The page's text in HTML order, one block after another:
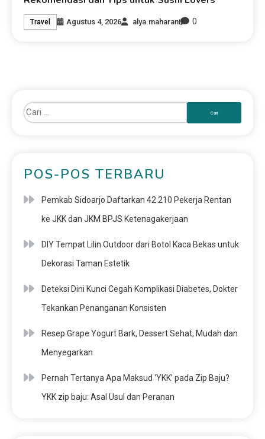
Travel Agustus 4, 2026 alya.maharani 0
POS-POS TERBARU
Pemkab Sidoarjo Daftarkan 42.210 Pekerja Rentan
ke JKK dan JKM BPJS Ketenagakerjaan
DIY Tempat Lilin Outdoor dari Botol Kaca Bekas untuk
Dekorasi Taman Estetik
Deteksi Dini Kunci Cegah Komplikasi Diabetes, Dokter
Tekankan Penanganan Konsisten
Resep Grape Yogurt Bark, Dessert Sehat, Mudah dan
Menyegarkan
Pernah Tertanya Apa Maksud ‘YKK’ pada Zip Baju?
YKK zip baju: Asal Usul dan Peranan